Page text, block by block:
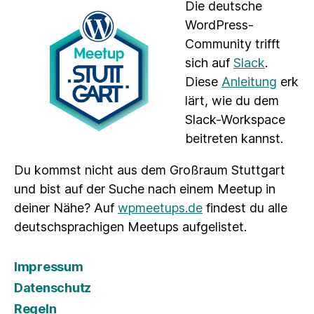
Die deutsche
WordPress-
Community trifft
sich auf Slack.
Diese Anleitung erk
lärt, wie du dem
Slack-Workspace
beitreten kannst.
Du kommst nicht aus dem Großraum Stuttgart
und bist auf der Suche nach einem Meetup in
deiner Nähe? Auf wpmeetups.de findest du alle
deutschsprachigen Meetups aufgelistet.
Impressum
Datenschutz
Regeln